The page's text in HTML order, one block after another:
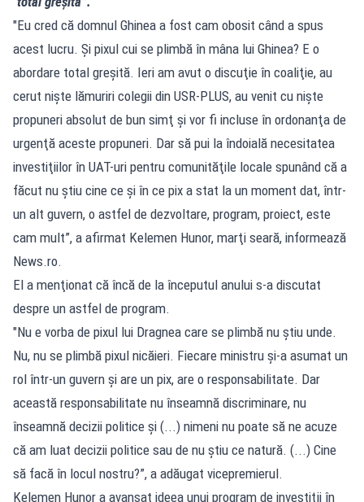
"Eu cred că domnul Ghinea a fost cam obosit când a spus
acest lucru. Şi pixul cui se plimbă în mâna lui Ghinea? E o
abordare total greşită. Ieri am avut o discuţie în coaliţie, au
cerut nişte lămuriri colegii din USR-PLUS, au venit cu nişte
propuneri absolut de bun simţ şi vor fi incluse în ordonanţa de
urgenţă aceste propuneri. Dar să pui la îndoială necesitatea
investiţiilor în UAT-uri pentru comunităţile locale spunând că a
făcut nu ştiu cine ce şi în ce pix a stat la un moment dat, într-
un alt guvern, o astfel de dezvoltare, program, proiect, este
cam mult”, a afirmat Kelemen Hunor, marţi seară, informează
News.ro.
El a menţionat că încă de la începutul anului s-a discutat
despre un astfel de program.
"Nu e vorba de pixul lui Dragnea care se plimbă nu ştiu unde.
Nu, nu se plimbă pixul nicăieri. Fiecare ministru şi-a asumat un
rol într-un guvern şi are un pix, are o responsabilitate. Dar
această responsabilitate nu înseamnă discriminare, nu
înseamnă decizii politice şi (...) nimeni nu poate să ne acuze
că am luat decizii politice sau de nu ştiu ce natură. (...) Cine
să facă în locul nostru?”, a adăugat vicepremierul.
Kelemen Hunor a avansat ideea unui program de investiţii în